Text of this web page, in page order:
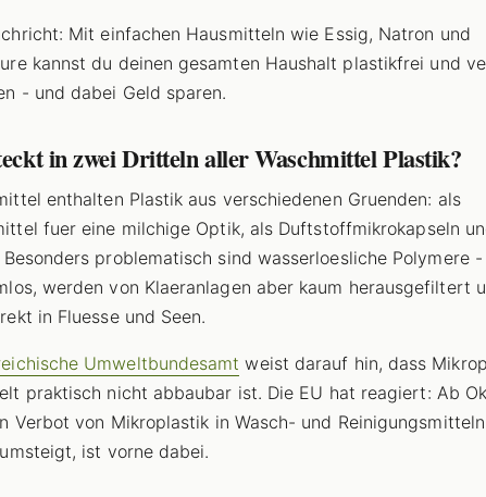
Mit einfachen Hausmitteln wie Essig, Natron und
kannst du deinen gesamten Haushalt plastikfrei und
- und dabei Geld sparen.
in zwei Dritteln aller Waschmittel Plastik?
enthalten Plastik aus verschiedenen Gruenden: als
fuer eine milchige Optik, als Duftstoffmikrokapseln
Besonders problematisch sind wasserloesliche Polymere
werden von Klaeranlagen aber kaum herausgefiltert
in Fluesse und Seen.
Umweltbundesamt weist darauf hin, dass
praktisch nicht abbaubar ist. Die EU hat reagiert: Ab
Verbot von Mikroplastik in Wasch- und
ist vorne dabei.